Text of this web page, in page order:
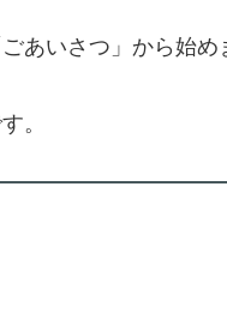
あいさつ」から始め
。